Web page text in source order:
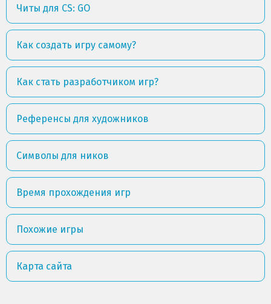
Читы для CS: GO
Как создать игру самому?
Как стать разработчиком игр?
Референсы для художников
Символы для ников
Время прохождения игр
Похожие игры
Карта сайта